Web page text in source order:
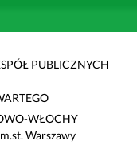
PUBLICZNYCH
WŁOCHY
Warszawy